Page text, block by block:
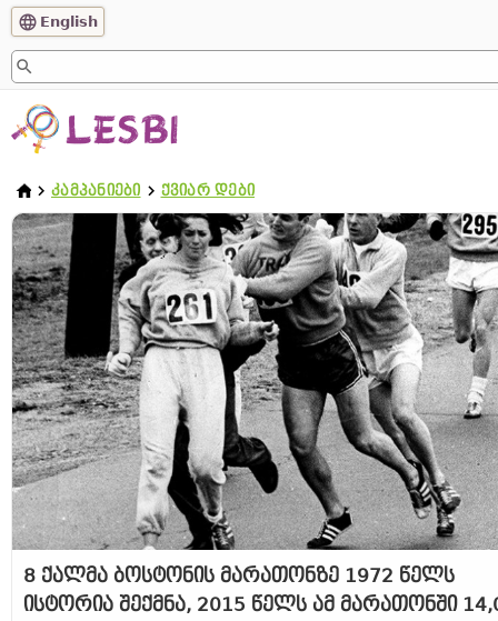
English
ᲙᲐᲛᲞᲐᲜᲘᲔᲑᲘ ᲥᲕᲘᲐᲠ ᲓᲔᲑᲘ
8 ქალმა ბოსტონის მარათონზე 1972 წელს
ისტორია შექმნა, 2015 წელს ამ მარათონში